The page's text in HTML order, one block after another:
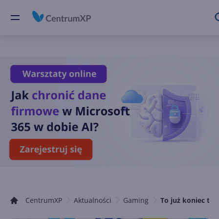
CentrumXP Aktualności Gaming To już koniec